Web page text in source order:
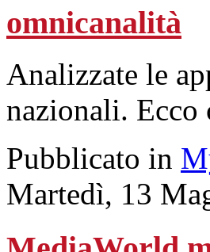
omnicanalità
Analizzate le
nazionali. Ecco
Pubblicato in
Martedì, 13